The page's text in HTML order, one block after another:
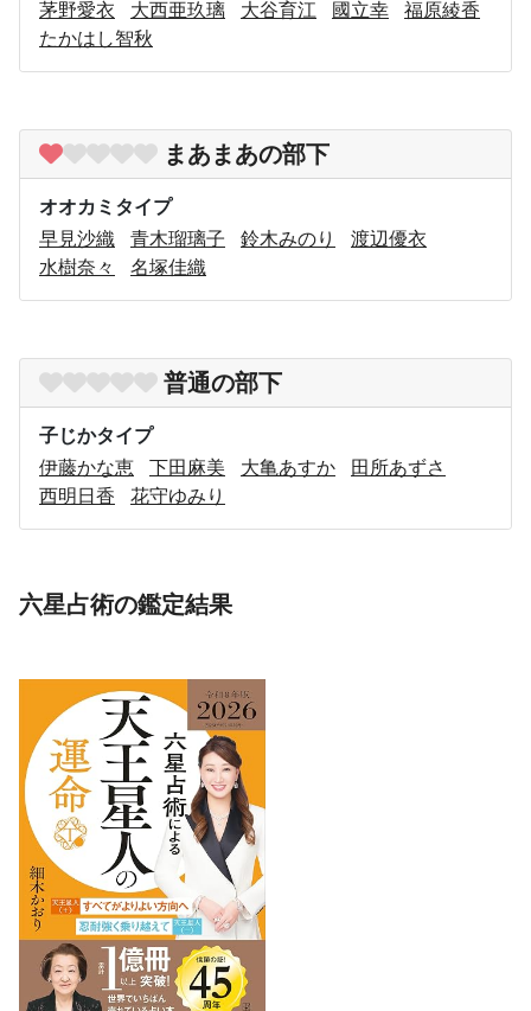
茅野愛衣 大西亜玖璃 大谷育江 國立幸
福原綾香
たかはし智秋
まあまあの部下
オオカミタイプ
早見沙織
青木瑠璃子 鈴木みのり
渡辺優衣
水樹奈々
名塚佳織
普通の部下
子じかタイプ
伊藤かな恵
下田麻美 大亀あすか
田所あずさ
西明日香
花守ゆみり
六星占術の鑑定結果